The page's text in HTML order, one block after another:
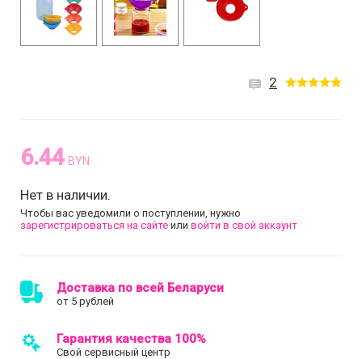
2
6.44 BYN
Нет в наличии.
Чтобы вас уведомили о поступлении, нужно
зарегистрироваться на сайте или войти в свой аккаунт
Доставка по всей Беларуси
от 5 рублей
Гарантия качества 100%
Свой сервисный центр